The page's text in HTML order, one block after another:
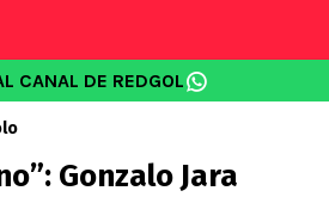
CANAL DE REDGOL
Gonzalo Jara